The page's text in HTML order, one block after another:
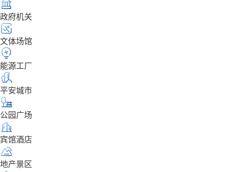
政府机关
文体场馆
能源工厂
平安城市
公园广场
宾馆酒店
地产景区